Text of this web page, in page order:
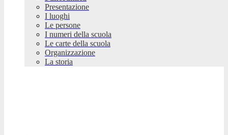
Presentazione
I luoghi
Le persone
I numeri della scuola
Le carte della scuola
Organizzazione
La storia